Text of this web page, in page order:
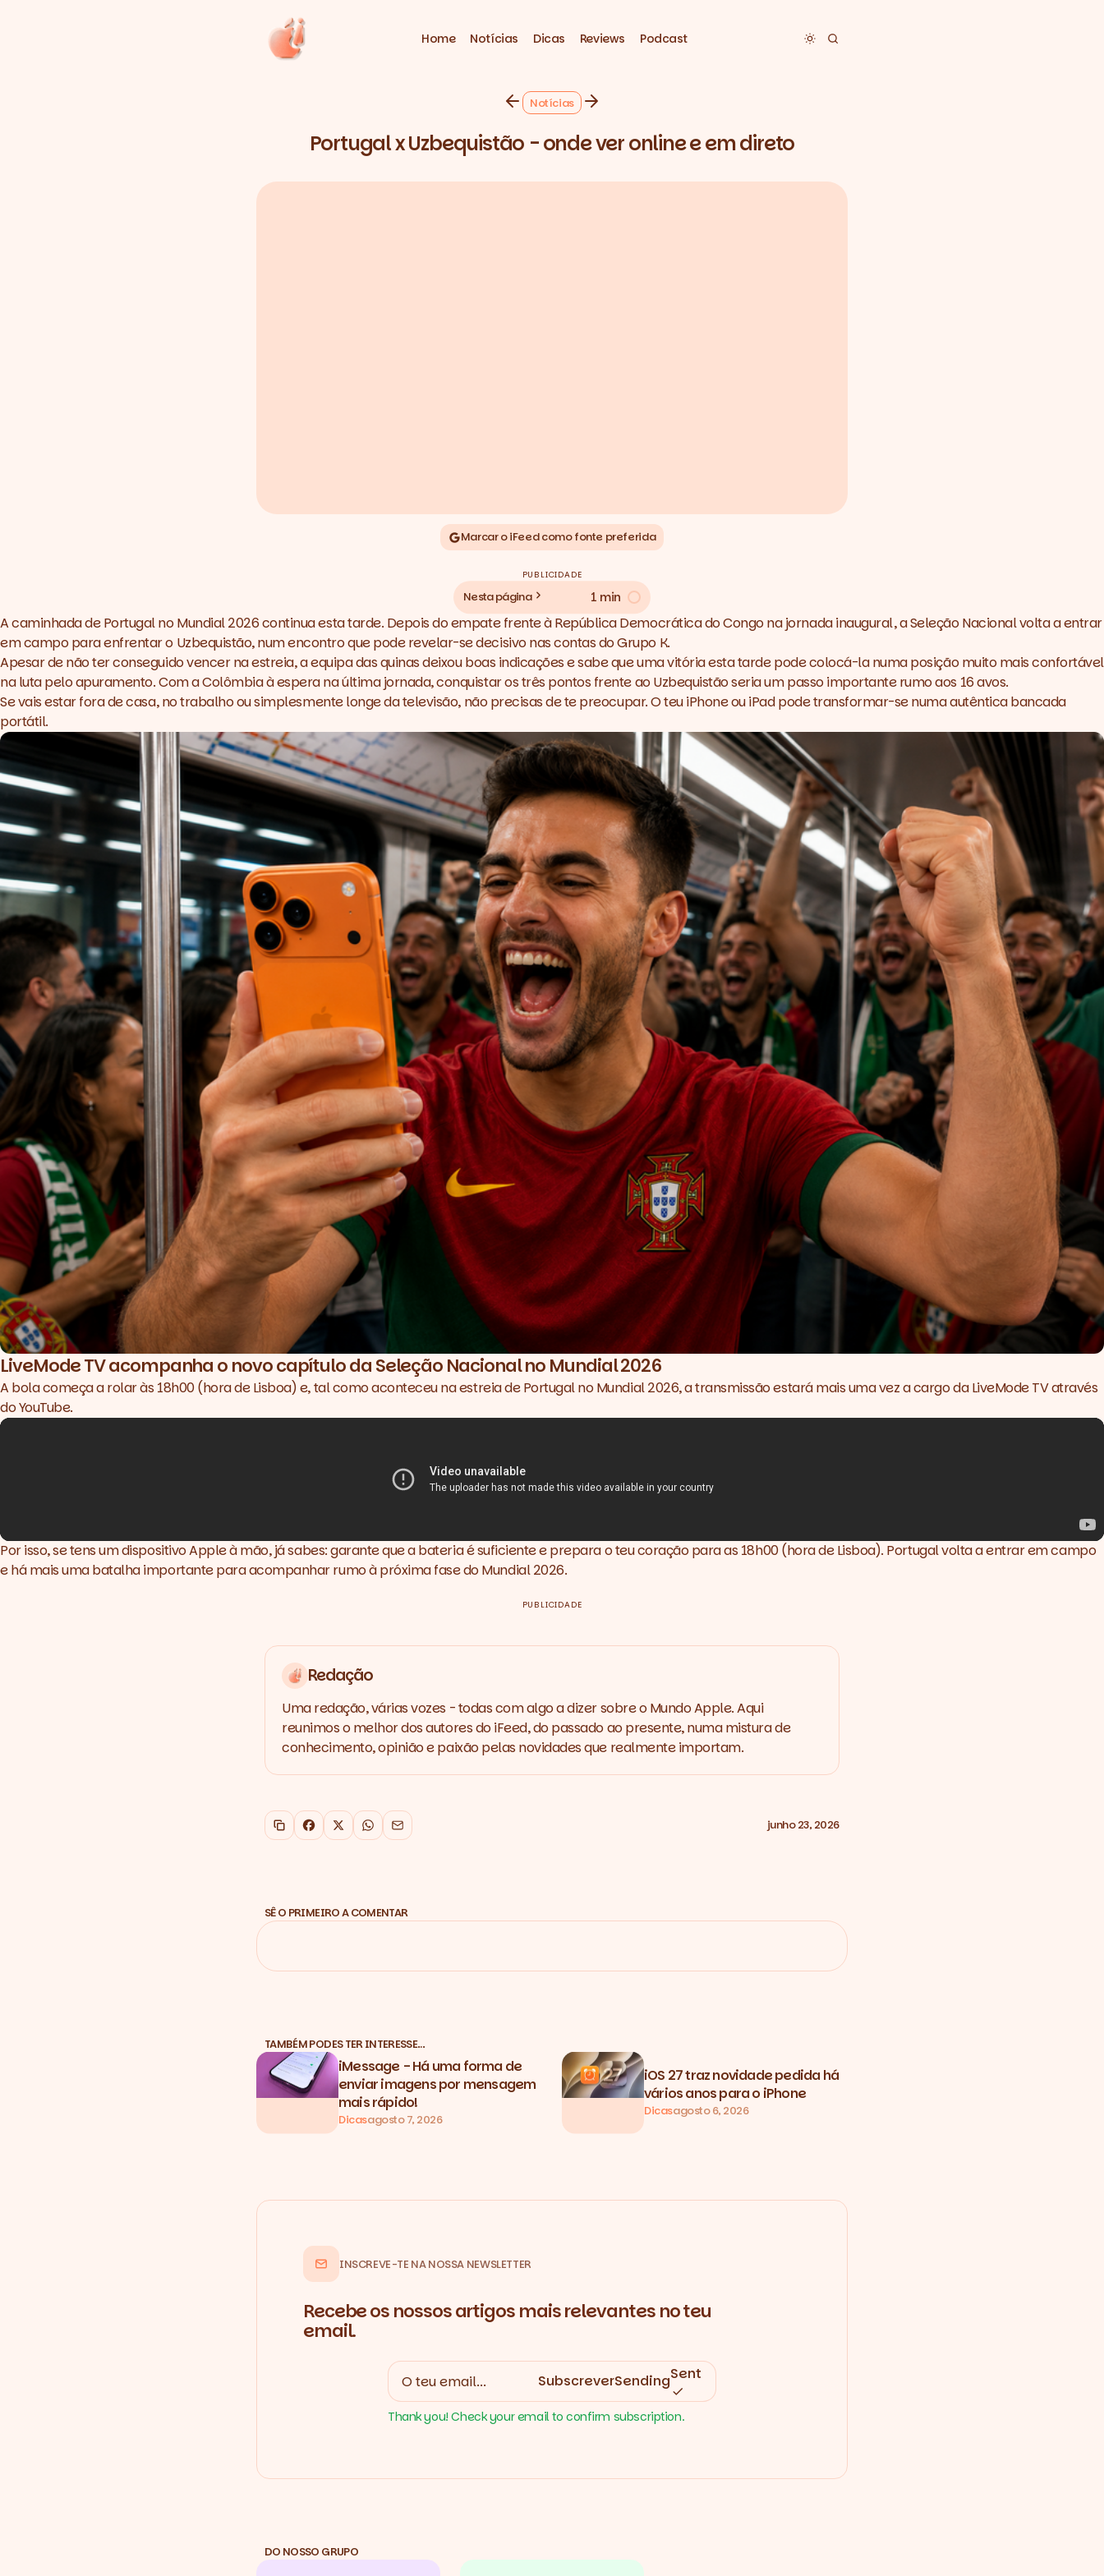
Home Notícias Dicas Reviews Podcast Toggle dark mode
Notícias
Portugal x Uzbequistão - onde ver online e em direto
Marcar o iFeed como fonte preferida
PUBLICIDADE
Nesta página 1 min
A caminhada de Portugal noMundial 2026continua esta tarde. Depois do empate frente à República Democrática do Congo na jornada inaugural, a Seleção Nacional volta a entrar
em campo para enfrentar o Uzbequistão, num encontro que pode revelar-se decisivo nas contas do Grupo K.
Apesar de não ter conseguido vencer na estreia, a equipa das quinas deixou boas indicações e sabe que uma vitória esta tarde pode colocá-la numa posição muito mais confortável
na luta pelo apuramento. Com a Colômbia à espera na última jornada, conquistar os três pontos frente ao Uzbequistão seria um passo importante rumo aos 16 avos.
Se vais estar fora de casa, no trabalho ou simplesmente longe da televisão, não precisas de te preocupar. O teu iPhone ou iPad pode transformar-se numa autêntica bancada
portátil.
LiveMode TV acompanha o novo capítulo da Seleção Nacional no Mundial 2026
A bola começa a rolar às 18h00 (hora de Lisboa) e, tal como aconteceu na estreia de Portugal no Mundial 2026, a transmissão estará mais uma vez a cargo da LiveMode TV através
do YouTube.
Por isso, se tens um dispositivo Apple à mão, já sabes: garante que a bateria é suficiente e prepara o teu coração para as 18h00 (hora de Lisboa). Portugal volta a entrar em campo
e há mais uma batalha importante para acompanhar rumo à próxima fase do Mundial 2026.
PUBLICIDADE
Redação
Uma redação, várias vozes - todas com algo a dizer sobre o Mundo Apple. Aqui
reunimos o melhor dos autores do iFeed, do passado ao presente, numa mistura de
conhecimento, opinião e paixão pelas novidades que realmente importam.
Copiar link
Facebook
X WhatsApp
Email junho 23, 2026
SÊ O PRIMEIRO A COMENTAR
TAMBÉM PODES TER INTERESSE…
iMessage - Há uma forma de
enviar imagens por mensagem
mais rápido!
Dicasagosto 7, 2026
iOS 27 traz novidade pedida há
vários anos para o iPhone
Dicasagosto 6, 2026
INSCREVE-TE NA NOSSA NEWSLETTER
Recebe os nossos artigos mais relevantes no teu
email.
SubscreverSendingSent
Thank you! Check your email to confirm subscription.
DO NOSSO GRUPO